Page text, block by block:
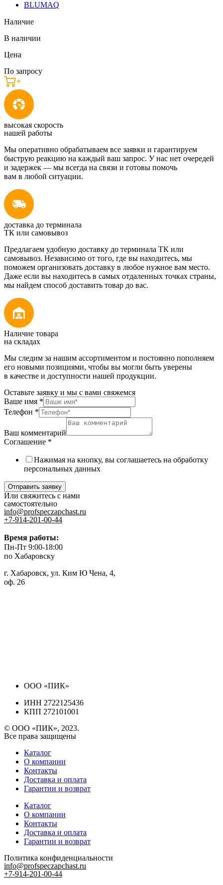
BLUMAQ
Наличие
В наличии
Цена
По запросу
высокая скорость
нашей работы
Мы оперативно обрабатываем все заявки и гарантируем
быструю реакцию на каждый ваш запрос. У нас нет очередей
и задержек — мы всегда на связи и готовы помочь
вам в любой ситуации.
доставка до терминала
ТК или самовывоз
Предлагаем удобную доставку до терминала ТК или
самовывоз. Независимо от того, где вы находитесь, мы
поможем организовать доставку в любое нужное вам место.
Даже если вы находитесь в самых отдаленных точках страны,
мы найдем способ доставить товар до вас.
Наличие товара
на складах
Мы следим за нашим ассортиментом и постоянно пополняем
его новыми позициями, чтобы вы могли быть уверены
в качестве и доступности нашей продукции.
Оставьте заявку и мы с вами свяжемся
Ваше имя *
Телефон *
Ваш комментарий
Соглашение *
Нажимая на кнопку, вы соглашаетесь на обработку
персональных данных
Отправить заявку
Или свяжитесь с нами
самостоятельно
info@profspeczapchast.ru
+7-914-201-00-44
Время работы:
Пн-Пт 9:00-18:00
по Хабаровску
г. Хабаровск, ул. Ким Ю Чена, 4,
оф. 26
ООО «ПИК»
ИНН 2722125436
КПП 272101001
© ООО «ПИК», 2023.
Все права защищены
Каталог
О компании
Контакты
Доставка и оплата
Гарантии и возврат
Каталог
О компании
Контакты
Доставка и оплата
Гарантии и возврат
Политика конфиденциальности
info@profspeczapchast.ru
+7-914-201-00-44